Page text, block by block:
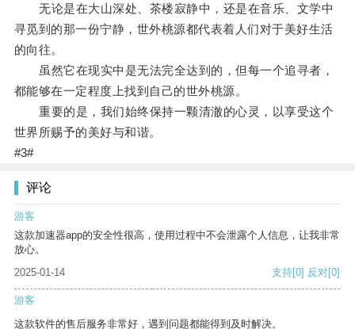
无论是在大山深处、茶楼寂静中，还是在音乐、文学中
寻觅到的那一份宁静，世外桃源都代表着人们对于美好生活
的向往。
虽然它在现实中是无法完全达到的，但每一个追寻者，
都能够在一定程度上找到自己的世外桃源。
重要的是，我们始终保持一颗清澈的心灵，以享受这个
世界所赐予的美好与和谐。
#3#
评论
游客
这款加速器app的安全性很高，使用过程中不会泄露个人信息，让我非常
放心。
2025-01-14
支持[0] 反对[0]
游客
这款软件的售后服务非常好，遇到问题都能得到及时解决。